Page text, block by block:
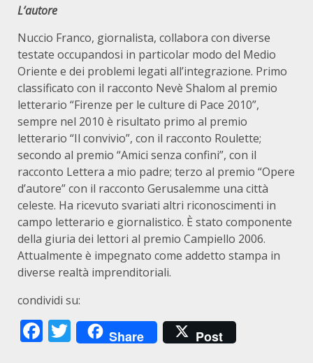
L’autore
Nuccio Franco, giornalista, collabora con diverse
testate occupandosi in particolar modo del Medio
Oriente e dei problemi legati all’integrazione. Primo
classificato con il racconto Nevè Shalom al premio
letterario “Firenze per le culture di Pace 2010”,
sempre nel 2010 è risultato primo al premio
letterario “Il convivio”, con il racconto Roulette;
secondo al premio “Amici senza confini”, con il
racconto Lettera a mio padre; terzo al premio “Opere
d’autore” con il racconto Gerusalemme una città
celeste. Ha ricevuto svariati altri riconoscimenti in
campo letterario e giornalistico. È stato componente
della giuria dei lettori al premio Campiello 2006.
Attualmente è impegnato come addetto stampa in
diverse realtà imprenditoriali.
condividi su:
Facebook
Twitter
Share Post